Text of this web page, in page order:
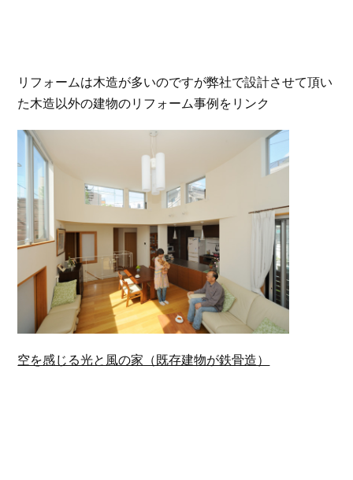
リフォームは木造が多いのですが弊社で設計させて頂い
た木造以外の建物のリフォーム事例をリンク
空を感じる光と風の家（既存建物が鉄骨造）